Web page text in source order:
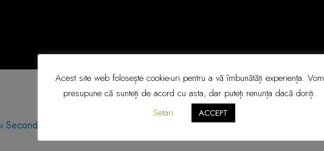
Acest site web folosește cookie-uri pentru a vă îmbunătăți experiența. Vom
presupune că sunteți de acord cu asta, dar puteți renunța dacă doriți.
Setari
ACCEPT